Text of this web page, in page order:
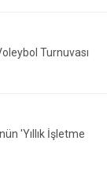
Turnuvası
'Yıllık İşletme